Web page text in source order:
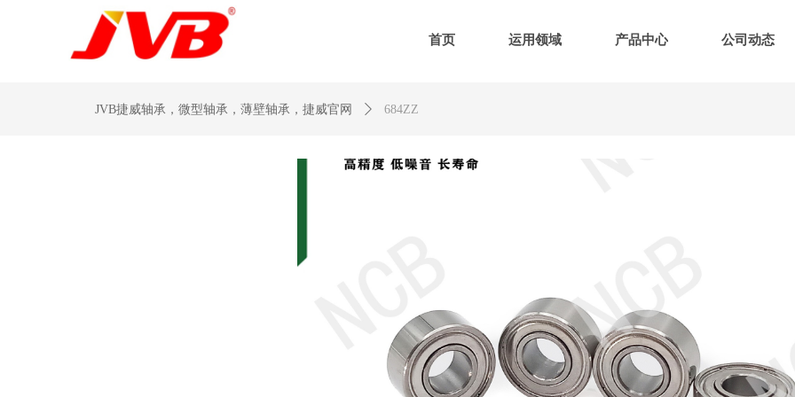
首页 运用领域 产品中心 公司动态
JVB捷威轴承，微型轴承，薄壁轴承，捷威官网 ꄲ 684ZZ